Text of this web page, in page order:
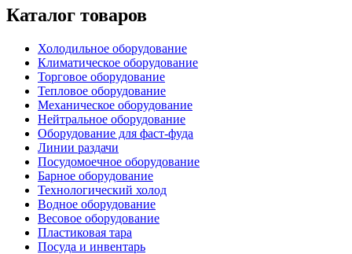
Каталог товаров
Холодильное оборудование
Климатическое оборудование
Торговое оборудование
Тепловое оборудование
Механическое оборудование
Нейтральное оборудование
Оборудование для фаст-фуда
Линии раздачи
Посудомоечное оборудование
Барное оборудование
Технологический холод
Водное оборудование
Весовое оборудование
Пластиковая тара
Посуда и инвентарь